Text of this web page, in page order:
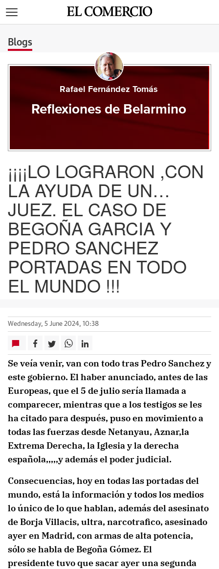
Blogs
Rafael Fernández Tomás
Reflexiones de Belarmino
¡¡¡¡LO LOGRARON ,CON
LA AYUDA DE UN…
JUEZ. EL CASO DE
BEGOÑA GARCIA Y
PEDRO SANCHEZ
PORTADAS EN TODO
EL MUNDO !!!
Wednesday, 5 June 2024, 10:38
Se veía venir, van con todo tras Pedro Sanchez y
este gobierno. El haber anunciado, antes de las
Europeas, que el 5 de julio sería llamada a
comparecer, mientras que a los testigos se les
ha citado para después, puso en movimiento a
todas las fuerzas desde Netanyau, Aznar,la
Extrema Derecha, la Iglesia y la derecha
española,,,,,y además el poder judicial.
Consecuencias, hoy en todas las portadas del
mundo, está la información y todos los medios
lo único de lo que hablan, además del asesinato
de Borja Villacis, ultra, narcotrafico, asesinado
ayer en Madrid, con armas de alta potencia,
sólo se habla de Begoña Gómez. El
presidente tuvo que sacar ayer una segunda